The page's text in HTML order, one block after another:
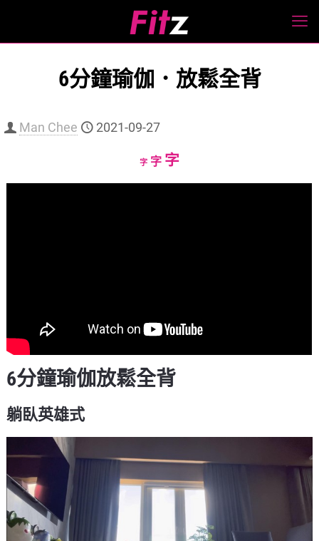
6分鐘瑜伽．放鬆全背
Man Chee 2021-09-27
字Decrease
字Reset
字Increase
6分鐘瑜伽放鬆全背
躺臥英雄式